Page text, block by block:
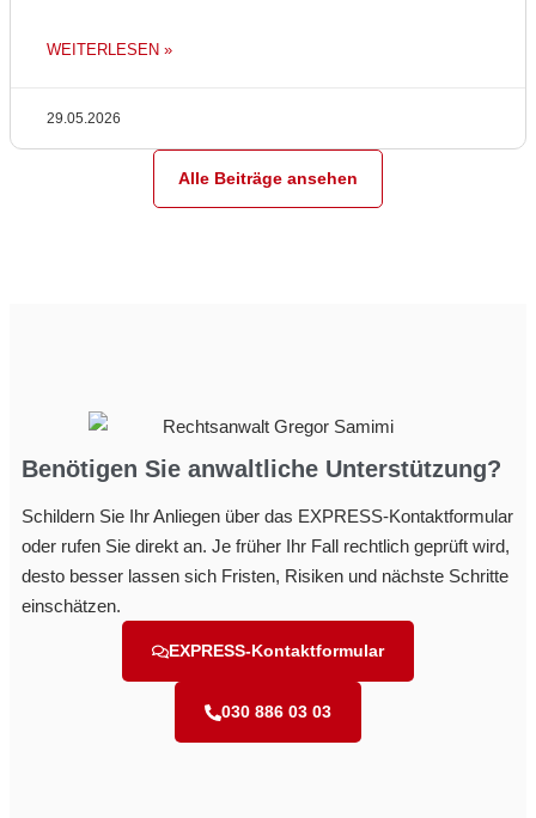
WEITERLESEN »
29.05.2026
Alle Beiträge ansehen
Benötigen Sie anwaltliche Unterstützung?
Schildern Sie Ihr Anliegen über das EXPRESS-Kontaktformular
oder rufen Sie direkt an. Je früher Ihr Fall rechtlich geprüft wird,
desto besser lassen sich Fristen, Risiken und nächste Schritte
einschätzen.
EXPRESS-Kontaktformular
030 886 03 03